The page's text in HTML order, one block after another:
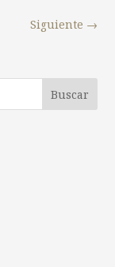
Siguiente →